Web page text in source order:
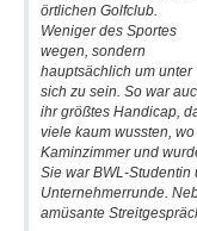
örtlichen Golfclub.
Weniger des Sportes
wegen, sondern
hauptsächlich um unter
sich zu sein. So war
ihr größtes Handicap,
viele kaum wussten,
Kaminzimmer und
Sie war BWL-Studentin
Unternehmerrunde.
amüsante